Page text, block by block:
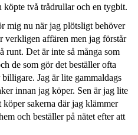
köpte två trådrullar och en tygbit.
mig nu när jag plötsligt behöver
verkligen affären men jag förstår
runt. Det är inte så många som
de som gör det beställer ofta
Jag är lite gammaldags
innan jag köper. Sen är jag lite
sakerna där jag klämmer
och beställer på nätet efter att